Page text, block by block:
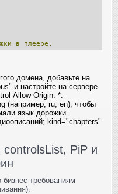
в плеере.
домена, добавьте на
и настройте на сервере
Allow-Origin: *.
(например, ru, en), чтобы
язык дорожки.
kind="chapters"
PiP и